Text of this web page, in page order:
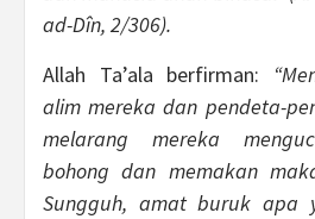
ad-Dîn, 2/306).
Allah Ta’ala berfirman:
alim mereka dan pendeta-
melarang mereka
bohong dan memakan
Sungguh, amat buruk apa